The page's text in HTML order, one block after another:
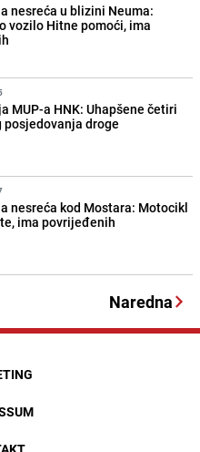
nesreća u blizini Neuma:
vozilo Hitne pomoći, ima
MUP-a HNK: Uhapšene četiri
posjedovanja droge
nesreća kod Mostara: Motocikl
ima povrijeđenih
Naredna